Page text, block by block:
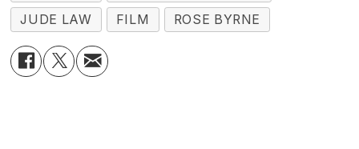
JUDE LAW
FILM ROSE BYRNE